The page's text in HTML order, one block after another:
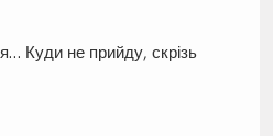
Куди не прийду, скрізь